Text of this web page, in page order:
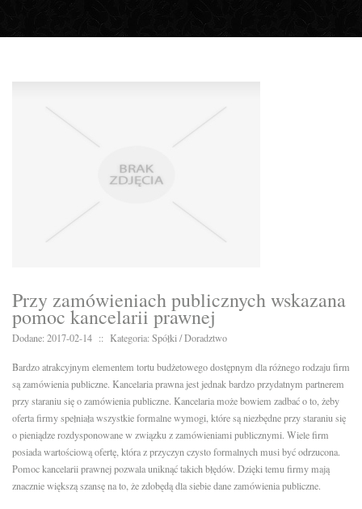
Przy zamówieniach publicznych wskazana
pomoc kancelarii prawnej
Dodane: 2017-02-14 :: Kategoria: Spółki / Doradztwo
Bardzo atrakcyjnym elementem tortu budżetowego dostępnym dla różnego rodzaju firm
są zamówienia publiczne. Kancelaria prawna jest jednak bardzo przydatnym partnerem
przy staraniu się o zamówienia publiczne. Kancelaria może bowiem zadbać o to, żeby
oferta firmy spełniała wszystkie formalne wymogi, które są niezbędne przy staraniu się
o pieniądze rozdysponowane w związku z zamówieniami publicznymi. Wiele firm
posiada wartościową ofertę, która z przyczyn czysto formalnych musi być odrzucona.
Pomoc kancelarii prawnej pozwala uniknąć takich błędów. Dzięki temu firmy mają
znacznie większą szansę na to, że zdobędą dla siebie dane zamówienia publiczne.